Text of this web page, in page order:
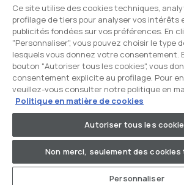
CANDY HOOVER GROUP S.r.I. - Associé unique -
57 - 20861 Brugherio (MB) - Italie - SIÈGES
Eden Fumagalli snc - 20861 Brugherio (MB) et Via
20871 Vimercate (MB) - Italie - Tél. : +39.039.2086.1
+39.039.2086.237 - Capital social 35 000 000,00 €
numéro d'inscription au registre du commerce de
Brianza-Lodi 04666310158 - Numéro de TVA
REA : MB-1033934 - Autorisation IT AEOF 211870 -
activités de gestion et de coordination de Candy
candyhoovergroupsrl@legalmail.it
Ce site utilise des cookies techniques,
profilage de tiers pour analyser vos intérêts
publicités fondées sur vos préférences. En
"Personnaliser", vous pouvez choisir le type
lesquels vous donnez votre consentement.
bouton "Autoriser tous les cookies", vous
consentement explicite au profilage. Pour
veuillez-vous consulter notre politique en
Politique en matière de cookies
Autoriser tous les
Non merci, seulement des
Personnaliser